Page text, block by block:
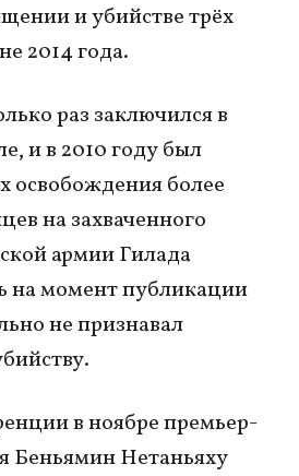
и убийстве трёх
2014 года.
раз заключился в
и в 2010 году был
освобождения более
на захваченного
армии Гилада
на момент публикации
не признавал
в ноябре премьер-
Беньямин Нетаньяху